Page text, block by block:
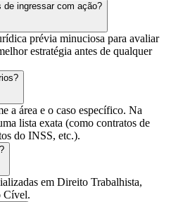
ingressar com ação?
prévia minuciosa para avaliar
estratégia antes de qualquer
a área e o caso específico. Na
lista exata (como contratos de
do INSS, etc.).
em Direito Trabalhista,
Cível.